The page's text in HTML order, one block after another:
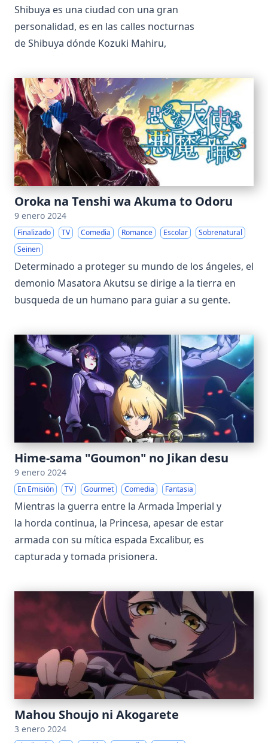
Shibuya es una ciudad con una gran
personalidad, es en las calles nocturnas
de Shibuya dónde Kozuki Mahiru,
Oroka na Tenshi wa Akuma to Odoru
9 enero 2024
Finalizado TV Comedia Romance Escolar
Sobrenatural
Seinen
Determinado a proteger su mundo de los ángeles, el
demonio Masatora Akutsu se dirige a la tierra en
busqueda de un humano para guiar a su gente.
Hime-sama "Goumon" no Jikan desu
9 enero 2024
En Emisión TV Gourmet Comedia Fantasia
Mientras la guerra entre la Armada Imperial y
la horda continua, la Princesa, apesar de estar
armada con su mítica espada Excalibur, es
capturada y tomada prisionera.
Mahou Shoujo ni Akogarete
3 enero 2024